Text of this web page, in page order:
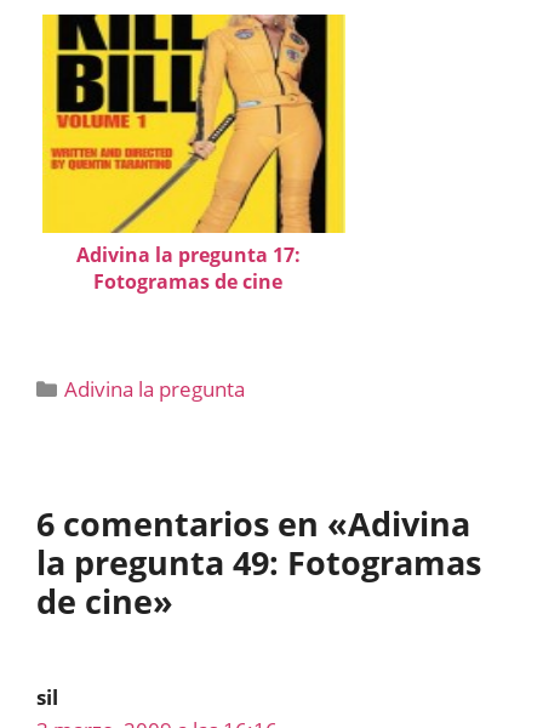
Adivina la pregunta 17:
Fotogramas de cine
Categorías
Adivina la pregunta
6 comentarios en «Adivina
la pregunta 49: Fotogramas
de cine»
sil